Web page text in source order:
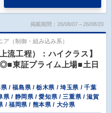
掲載期間：26/08/07～26/08/20
（制御・組み込み系）
流工程）：ハイクラス】
東証プライム上場■土日
/ 福島県 / 栃木県 / 埼玉県 / 千葉
県 / 静岡県 / 愛知県 / 三重県 / 滋賀
/ 福岡県 / 熊本県 / 大分県